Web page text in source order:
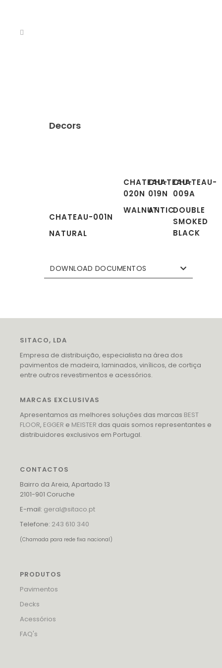
Decors
CHATEAU-001N
NATURAL
CHATEAU-
020N
WALNUT
CHATEAU-
019N
ANTIC
CHATEAU-
009A
DOUBLE
SMOKED
BLACK
DOWNLOAD DOCUMENTOS
SITACO, LDA
Empresa de distribuição, especialista na área dos
pavimentos de madeira, laminados, vinílicos, de cortiça
entre outros revestimentos e acessórios.
MARCAS EXCLUSIVAS
Apresentamos as melhores soluções das marcas BEST
FLOOR, EGGER e MEISTER das quais somos representantes e
distribuidores exclusivos em Portugal.
CONTACTOS
Bairro da Areia, Apartado 13
2101-901 Coruche
E-mail: geral@sitaco.pt
Telefone: 243 610 340
(Chamada para rede fixa nacional)
PRODUTOS
Pavimentos
Decks
Acessórios
FAQ's